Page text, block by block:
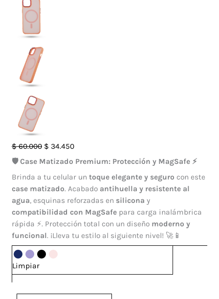
$60.000 El
precio
era:
$ 60.000.
$ 34.450El
precio
es:
$ 34.450.
🛡️ Case Matizado Premium: Protección y MagSafe ⚡
Brinda a tu celular un toque elegante y seguro con este
case matizado. Acabado antihuella y resistente al
agua, esquinas reforzadas en silicona y
compatibilidad con MagSafepara carga inalámbrica
rápida ⚡. Protección total con un diseño moderno y
funcional. ¡Lleva tu estilo al siguiente nivel! 🚀📱
Limpiar
Case
Francia
Iphone
13
cantidad